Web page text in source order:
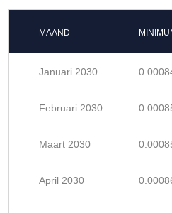
MAAND
Januari 2030
Februari 2030
Maart 2030
April 2030